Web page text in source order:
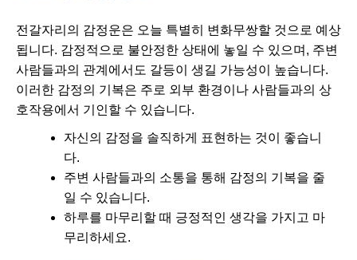
전갈자리의 감정운은 오늘 특별히 변화무쌍할 것으로 예상
됩니다. 감정적으로 불안정한 상태에 놓일 수 있으며, 주변
사람들과의 관계에서도 갈등이 생길 가능성이 높습니다.
이러한 감정의 기복은 주로 외부 환경이나 사람들과의 상
호작용에서 기인할 수 있습니다.
자신의 감정을 솔직하게 표현하는 것이 좋습니
다.
주변 사람들과의 소통을 통해 감정의 기복을 줄
일 수 있습니다.
하루를 마무리할 때 긍정적인 생각을 가지고 마
무리하세요.